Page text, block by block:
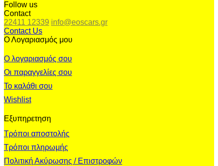
Follow us
Contact
22411 12339 info@eoscars.gr
Contact Us
Ο Λογαριασμός μου
Ο λογαριασμός σου
Οι παραγγελίες σου
Το καλάθι σου
Wishlist
Εξυπηρετηση
Τρόποι αποστολής
Τρόποι πληρωμής
Πολιτική Ακύρωσης / Επιστροφών